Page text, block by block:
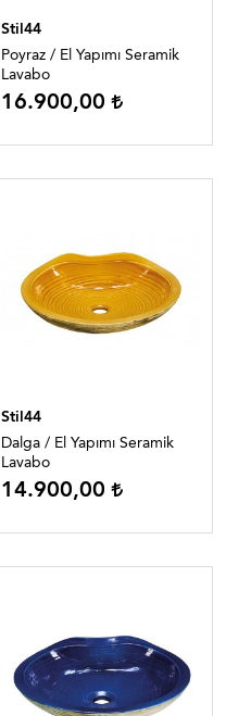
Stil44
Poyraz / El Yapımı Seramik
Lavabo
16.900,00
Stil44
Dalga / El Yapımı Seramik
Lavabo
14.900,00